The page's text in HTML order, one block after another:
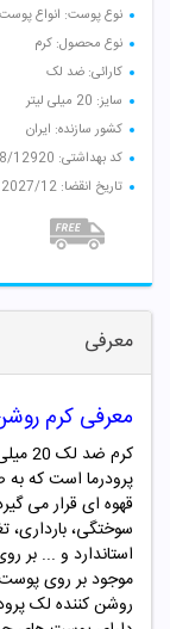
نوع پوست: انواع پوست
نوع محصول: کرم
کارائی: ضد لک
سایز: 20 میلی لیتر
کشور سازنده: ایران
کد بهداشتی: 38/12920
تاریخ انقضا: 2027/12
معرفی
معرفی کرم
کرم
پرودرما است که
قهوه ای قرار می
سوختگی، بارداری،
استاندارد و ... بر
موجود بر روی پوست
روشن کننده لک